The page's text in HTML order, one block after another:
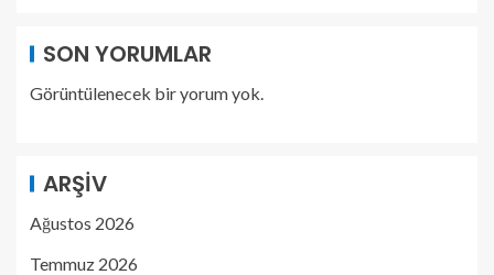
SON YORUMLAR
Görüntülenecek bir yorum yok.
ARŞIV
Ağustos 2026
Temmuz 2026